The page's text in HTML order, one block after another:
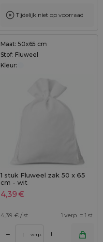
Tijdelijk niet op voorraad
Maat: 50x65 cm
Stof: Fluweel
Kleur:
1 stuk Fluweel zak 50 x 65
cm - wit
4,39€
4,39 € / st. 1 verp. = 1 st.
– verp. +